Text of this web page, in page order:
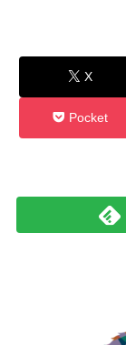
X
Pocket